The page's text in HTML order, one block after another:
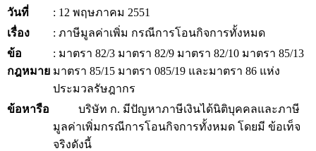
วันที่
: 12 พฤษภาคม 2551
เรื่อง
: ภาษีมูลค่าเพิ่ม กรณีการโอนกิจการทั้งหมด
ข้อ
กฎหมาย
: มาตรา 82/3 มาตรา 82/9 มาตรา 82/10 มาตรา 85/13
มาตรา 85/15 มาตรา 085/19 และมาตรา 86 แห่ง
ประมวลรัษฎากร
ข้อหารือ
บริษัท ก. มีปัญหาภาษีเงินได้นิติบุคคลและภาษี
มูลค่าเพิ่มกรณีการโอนกิจการทั้งหมด โดยมี ข้อเท็จ
จริงดังนี้